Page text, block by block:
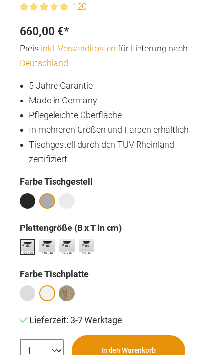
120
660,00 €*
Preis inkl. Versandkosten für Lieferung nach
Deutschland
5 Jahre Garantie
Made in Germany
Pflegeleichte Oberfläche
In mehreren Größen und Farben erhältlich
Tischgestell durch den TÜV Rheinland
zertifiziert
Farbe Tischgestell
Plattengröße (B x T in cm)auswählen
Farbe Tischplatteauswählen
Lieferzeit: 3-7 Werktage
In den Warenkorb